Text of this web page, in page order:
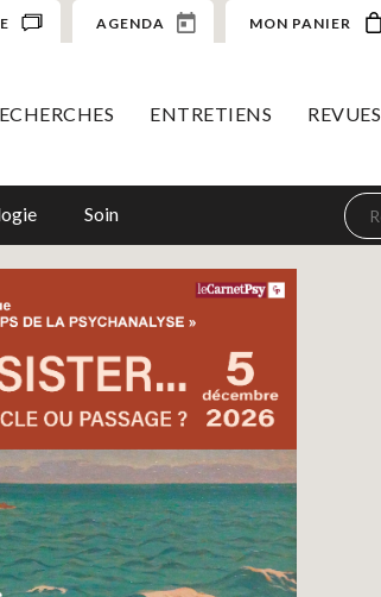
AGENDA MON PANIER
ENTRETIENS REVUES
Soin